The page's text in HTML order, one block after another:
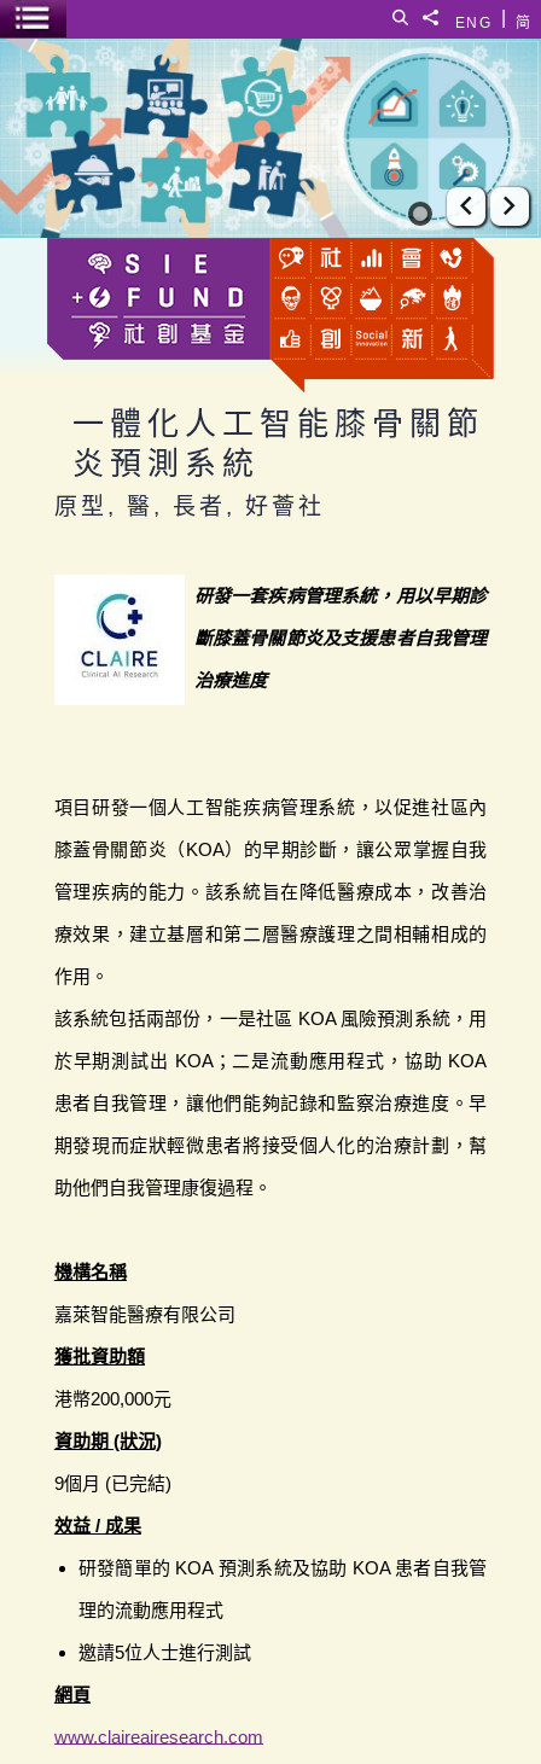
简
ENG
分享給
搜尋
選單開關
一體化人工智能膝骨關節炎預測系統
上一張
下
一體化人工智能膝骨關節
炎預測系統
原型, 醫, 長者, 好薈社
研發一套疾病管理系統，用以早期診
斷膝蓋骨關節炎及支援患者自我管理
治療進度
項目研發一個人工智能疾病管理系統，以促進社區內
膝蓋骨關節炎（KOA）的早期診斷，讓公眾掌握自我
管理疾病的能力。該系統旨在降低醫療成本，改善治
療效果，建立基層和第二層醫療護理之間相輔相成的
作用。
該系統包括兩部份，一是社區 KOA 風險預測系統，用
於早期測試出 KOA；二是流動應用程式，協助 KOA
患者自我管理，讓他們能夠記錄和監察治療進度。早
期發現而症狀輕微患者將接受個人化的治療計劃，幫
助他們自我管理康復過程。
機構名稱
嘉萊智能醫療有限公司
獲批資助額
港幣200,000元
資助期 (狀況)
9個月 (已完結)
效益 / 成果
研發簡單的 KOA 預測系統及協助 KOA 患者自我管
理的流動應用程式
邀請5位人士進行測試
網頁
www.claireairesearch.com